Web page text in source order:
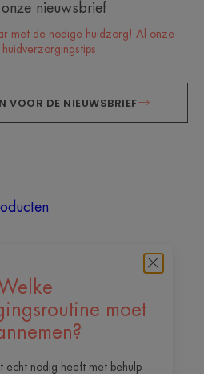
moet
echt nodig heeft met behulp
nieuwsbrief
met de nodige huidzorg! Al onze
VOOR DE NIEUWSBRIEF